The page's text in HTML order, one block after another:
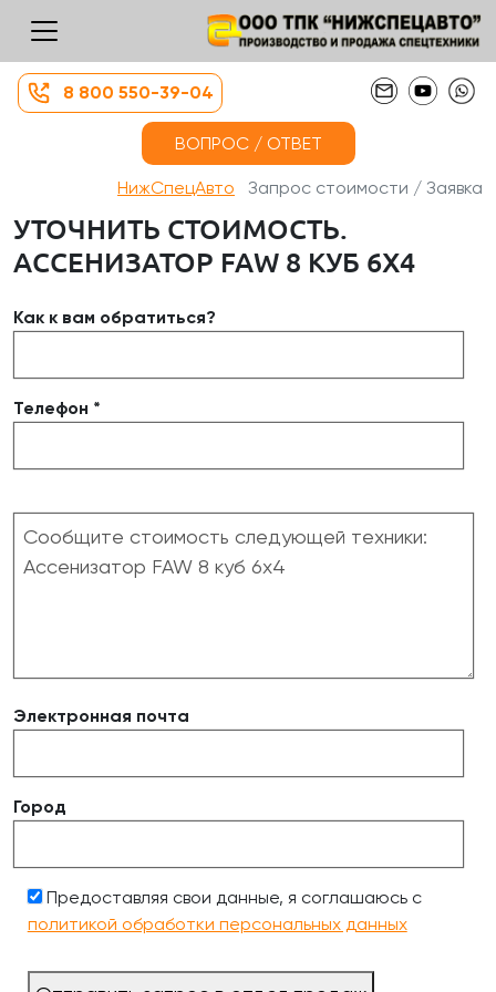
8 800 550-39-04
ВОПРОС / ОТВЕТ
НижСпецАвто Запрос стоимости / Заявка
УТОЧНИТЬ СТОИМОСТЬ.
АССЕНИЗАТОР FAW 8 КУБ 6Х4
Как к вам обратиться?
Телефон *
Электронная почта
Город
Предоставляя свои данные, я соглашаюсь с
политикой обработки персональных данных